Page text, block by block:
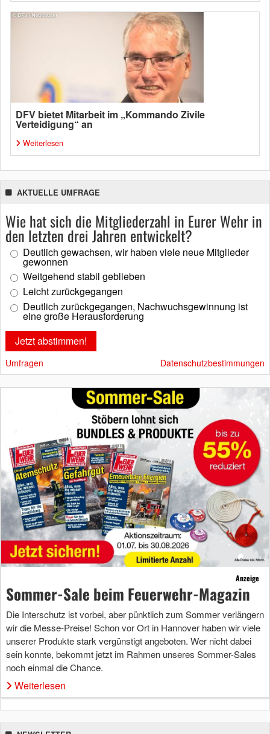
DFV bietet Mitarbeit im „Kommando Zivile
Verteidigung“ an
Weiterlesen
AKTUELLE UMFRAGE
Wie hat sich die Mitgliederzahl in Eurer Wehr in
den letzten drei Jahren entwickelt?
Deutlich gewachsen, wir haben viele neue Mitglieder
gewonnen
Weitgehend stabil geblieben
Leicht zurückgegangen
Deutlich zurückgegangen, Nachwuchsgewinnung ist
eine große Herausforderung
Umfragen Datenschutzbestimmungen
Anzeige
Sommer-Sale beim Feuerwehr-Magazin
Die Interschutz ist vorbei, aber pünktlich zum Sommer verlängern
wir die Messe-Preise! Schon vor Ort in Hannover haben wir viele
unserer Produkte stark vergünstigt angeboten. Wer nicht dabei
sein konnte, bekommt jetzt im Rahmen unseres Sommer-Sales
noch einmal die Chance.
Weiterlesen